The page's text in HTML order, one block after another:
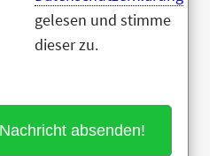
gelesen und stimme
dieser zu.